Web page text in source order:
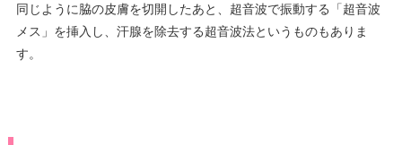
同じように脇の皮膚を切開したあと、超音波で振動する「超音波
メス」を挿入し、汗腺を除去する超音波法というものもありま
す。